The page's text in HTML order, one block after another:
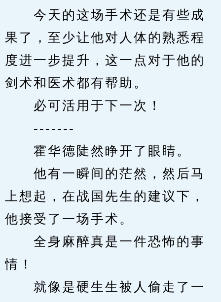
今天的这场手术还是有些成
果了，至少让他对人体的熟悉程
度进一步提升，这一点对于他的
剑术和医术都有帮助。
必可活用于下一次！
-------
霍华德陡然睁开了眼睛。
他有一瞬间的茫然，然后马
上想起，在战国先生的建议下，
他接受了一场手术。
全身麻醉真是一件恐怖的事
情！
就像是硬生生被人偷走了一